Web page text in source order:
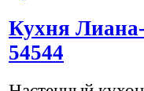
Кухня
54544